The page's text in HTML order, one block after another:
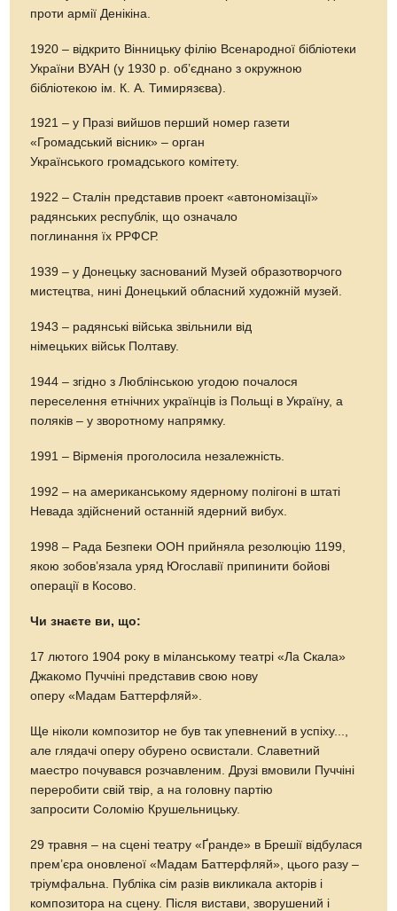
проти армії Денікіна.
1920 – відкрито Вінницьку філію Всенародної бібліотеки
України ВУАН (у 1930 р. об’єднано з окружною
бібліотекою ім. К. А. Тимирязєва).
1921 – у Празі вийшов перший номер газети
«Громадський вісник» – орган
Українського громадського комітету.
1922 – Сталін представив проект «автономізації»
радянських республік, що означало
поглинання їх РРФСР.
1939 – у Донецьку заснований Музей образотворчого
мистецтва, нині Донецький обласний художній музей.
1943 – радянські війська звільнили від
німецьких військ Полтаву.
1944 – згідно з Люблінською угодою почалося
переселення етнічних українців із Польщі в Україну, а
поляків – у зворотному напрямку.
1991 – Вірменія проголосила незалежність.
1992 – на американському ядерному полігоні в штаті
Невада здійснений останній ядерний вибух.
1998 – Рада Безпеки ООН прийняла резолюцію 1199,
якою зобов’язала уряд Югославії припинити бойові
операції в Косово.
Чи знаєте ви, що:
17 лютого 1904 року в міланському театрі «Ла Скала»
Джакомо Пуччіні представив свою нову
оперу «Мадам Баттерфляй».
Ще ніколи композитор не був так упевнений в успіху...,
але глядачі оперу обурено освистали. Славетний
маестро почувався розчавленим. Друзі вмовили Пуччіні
переробити свій твір, а на головну партію
запросити Соломію Крушельницьку.
29 травня – на сцені театру «Ґранде» в Брешії відбулася
прем’єра оновленої «Мадам Баттерфляй», цього разу –
тріумфальна. Публіка сім разів викликала акторів і
композитора на сцену. Після вистави, зворушений і